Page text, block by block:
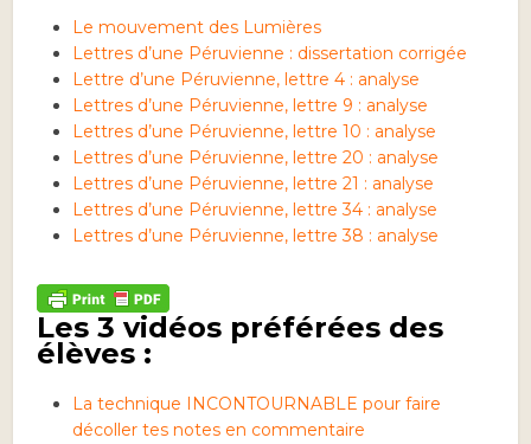
Le mouvement des Lumières
Lettres d’une Péruvienne : dissertation corrigée
Lettre d’une Péruvienne, lettre 4 : analyse
Lettres d’une Péruvienne, lettre 9 : analyse
Lettres d’une Péruvienne, lettre 10 : analyse
Lettres d’une Péruvienne, lettre 20 : analyse
Lettres d’une Péruvienne, lettre 21 : analyse
Lettres d’une Péruvienne, lettre 34 : analyse
Lettres d’une Péruvienne, lettre 38 : analyse
Les 3 vidéos préférées des
élèves :
La technique INCONTOURNABLE pour faire
décoller tes notes en commentaire